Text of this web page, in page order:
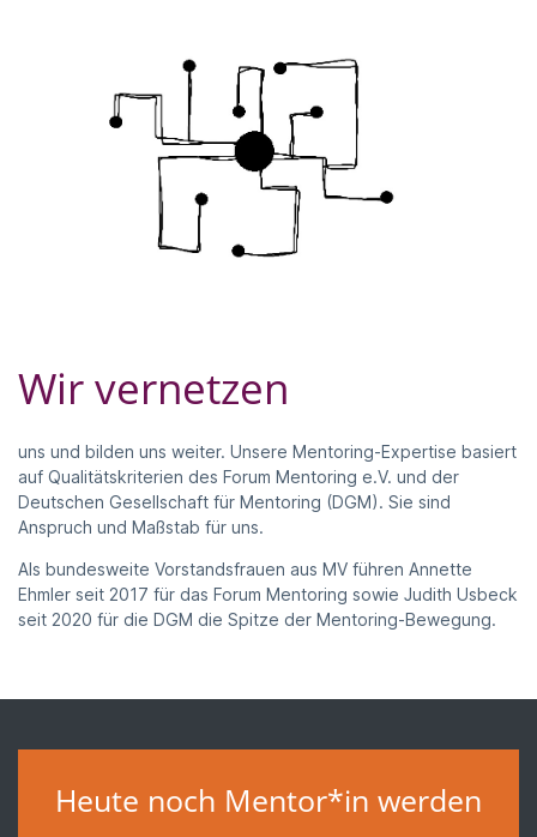
Wir vernetzen
uns und bilden uns weiter. Unsere Mentoring-Expertise basiert
auf Qualitätskriterien des Forum Mentoring e.V. und der
Deutschen Gesellschaft für Mentoring (DGM). Sie sind
Anspruch und Maßstab für uns.
Als bundesweite Vorstandsfrauen aus MV führen Annette
Ehmler seit 2017 für das Forum Mentoring sowie Judith Usbeck
seit 2020 für die DGM die Spitze der Mentoring-Bewegung.
Heute noch Mentor*in werden